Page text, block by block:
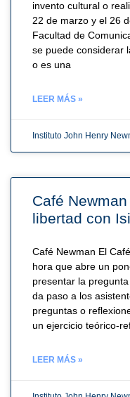
invento cultural o
22 de marzo y el 26
Facultad de
se puede considerar
o es una
LEER MÁS »
Instituto John Henry
Café
libertad con
Café Newman El
hora que abre un
presentar la
da paso a los
preguntas o
un ejercicio teórico-
LEER MÁS »